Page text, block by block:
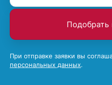
Подобрать
При отправке заявки вы
персональных данных.